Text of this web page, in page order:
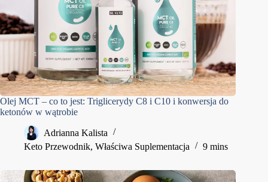
Olej MCT – co to jest: Triglicerydy C8 i C10 i konwersja do
ketonów w wątrobie
Adrianna Kalista
Keto Przewodnik, Właściwa Suplementacja 9 mins